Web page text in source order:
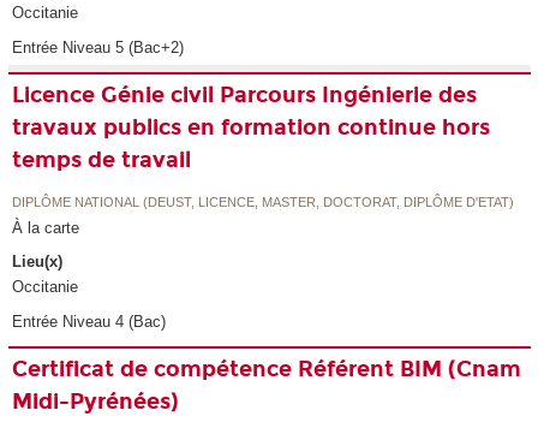
Occitanie
Entrée Niveau 5 (Bac+2)
Licence Génie civil Parcours Ingénierie des
travaux publics en formation continue hors
temps de travail
DIPLÔME NATIONAL (DEUST, LICENCE, MASTER, DOCTORAT, DIPLÔME D'ETAT)
À la carte
Lieu(x)
Occitanie
Entrée Niveau 4 (Bac)
Certificat de compétence Référent BIM (Cnam
Midi-Pyrénées)